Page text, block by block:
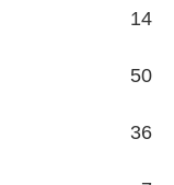
14
50
36